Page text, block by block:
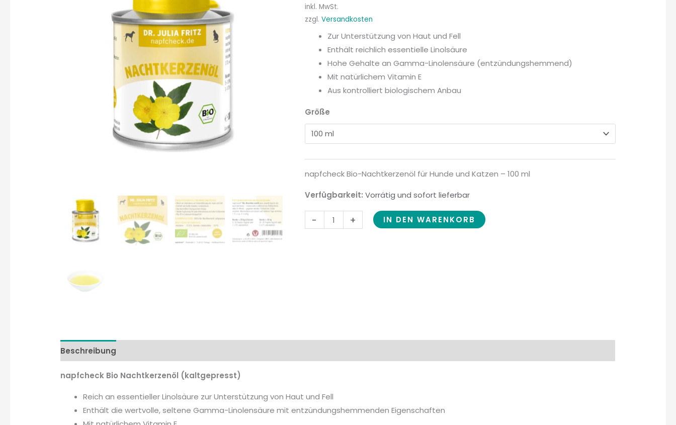
inkl. MwSt.
zzgl. Versandkosten
Zur Unterstützung von Haut und Fell
Enthält reichlich essentielle Linolsäure
Hohe Gehalte an Gamma-Linolensäure (entzündungshemmend)
Mit natürlichem Vitamin E
Aus kontrolliert biologischem Anbau
Größe
napfcheck Bio-Nachtkerzenöl für Hunde und Katzen – 100 ml
Verfügbarkeit: Vorrätig und sofort lieferbar
-
Hunde
und
Katzen
Menge
+ IN DEN WARENKORB
Beschreibung
napfcheck Bio Nachtkerzenöl (kaltgepresst)
Reich an essentieller Linolsäure zur Unterstützung von Haut und Fell
Enthält die wertvolle, seltene Gamma-Linolensäure mit entzündungshemmenden Eigenschaften